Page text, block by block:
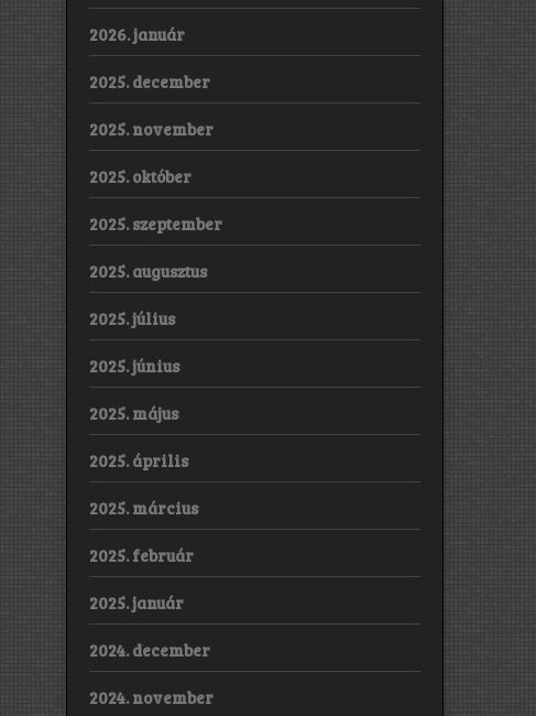
2026. január
2025. december
2025. november
2025. október
2025. szeptember
2025. augusztus
2025. július
2025. június
2025. május
2025. április
2025. március
2025. február
2025. január
2024. december
2024. november